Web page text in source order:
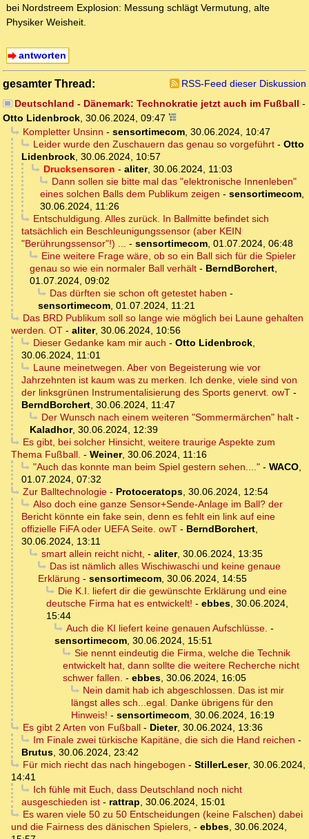
bei Nordstreem Explosion: Messung schlägt Vermutung, alte
Physiker Weisheit.
antworten
gesamter Thread:
RSS-Feed dieser Diskussion
Deutschland - Dänemark: Technokratie jetzt auch im Fußball -
Otto Lidenbrock, 30.06.2024, 09:47
Kompletter Unsinn - sensortimecom, 30.06.2024, 10:47
Leider wurde den Zuschauern das genau so vorgeführt- Otto
Lidenbrock, 30.06.2024, 10:57
Drucksensoren - aliter, 30.06.2024, 11:03
Dann sollen sie bitte mal das "elektronische Innenleben"
eines solchen Balls dem Publikum zeigen - sensortimecom,
30.06.2024, 11:26
Entschuldigung. Alles zurück. In Ballmitte befindet sich
tatsächlich ein Beschleunigungssensor (aber KEIN
"Berührungssensor"!) ... - sensortimecom, 01.07.2024, 06:48
Eine weitere Frage wäre, ob so ein Ball sich für die Spieler
genau so wie ein normaler Ball verhält - BerndBorchert,
01.07.2024, 09:02
Das dürften sie schon oft getestet haben -
sensortimecom, 01.07.2024, 11:21
Das BRD Publikum soll so lange wie möglich bei Laune gehalten
werden. OT - aliter, 30.06.2024, 10:56
Dieser Gedanke kam mir auch - Otto Lidenbrock,
30.06.2024, 11:01
Laune meinetwegen. Aber von Begeisterung wie vor
Jahrzehnten ist kaum was zu merken. Ich denke, viele sind von
der linksgrünen Instrumentalisierung des Sports genervt. owT -
BerndBorchert, 30.06.2024, 11:47
Der Wunsch nach einem weiteren "Sommermärchen" halt-
Kaladhor, 30.06.2024, 12:39
Es gibt, bei solcher Hinsicht, weitere traurige Aspekte zum
Thema Fußball. - Weiner, 30.06.2024, 11:16
"Auch das konnte man beim Spiel gestern sehen...."- WACO,
01.07.2024, 07:32
Zur Balltechnologie- Protoceratops, 30.06.2024, 12:54
Also doch eine ganze Sensor+Sende-Anlage im Ball? der
Bericht könnte ein fake sein, denn es fehlt ein link auf eine
offizielle FiFA oder UEFA Seite. owT - BerndBorchert,
30.06.2024, 13:11
smart allein reicht nicht, - aliter, 30.06.2024, 13:35
Das ist nämlich alles Wischiwaschi und keine genaue
Erklärung - sensortimecom, 30.06.2024, 14:55
Die K.I. liefert dir die gewünschte Erklärung und eine
deutsche Firma hat es entwickelt! - ebbes, 30.06.2024,
15:44
Auch die KI liefert keine genauen Aufschlüsse. -
sensortimecom, 30.06.2024, 15:51
Sie nennt eindeutig die Firma, welche die Technik
entwickelt hat, dann sollte die weitere Recherche nicht
schwer fallen. - ebbes, 30.06.2024, 16:05
Nein damit hab ich abgeschlossen. Das ist mir
längst alles sch...egal. Danke übrigens für den
Hinweis! - sensortimecom, 30.06.2024, 16:19
Es gibt 2 Arten von Fußball- Dieter, 30.06.2024, 13:36
Im Finale zwei türkische Kapitäne, die sich die Hand reichen -
Brutus, 30.06.2024, 23:42
Für mich riecht das nach hingebogen - StillerLeser, 30.06.2024,
14:41
Ich fühle mit Euch, dass Deutschland noch nicht
ausgeschieden ist - rattrap, 30.06.2024, 15:01
Es waren viele 50 zu 50 Entscheidungen (keine Falschen) dabei
und die Fairness des dänischen Spielers, - ebbes, 30.06.2024,